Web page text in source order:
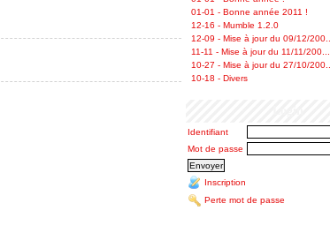
01-01 - Bonne année 2011 !
12-16 - Mumble 1.2.0
12-09 - Mise à jour du 09/12/200...
11-11 - Mise à jour du 11/11/200...
10-27 - Mise à jour du 27/10/200...
10-18 - Divers
Identifiant
Mot de passe
Inscription
Perte mot de passe